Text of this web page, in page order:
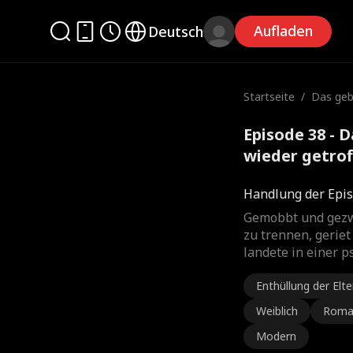
Deutsch Aufladen
Startseite / Das
Episode 38 -
wieder
Handlung der
Gemobbt und
zu trennen,
landete in einer
Enthüllung der
Weiblich
Modern